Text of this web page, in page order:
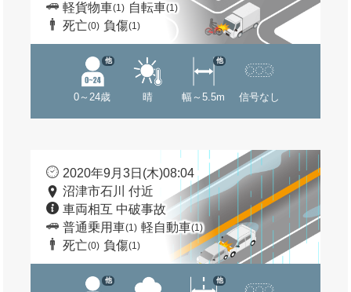
軽貨物車(1) 自転車(1)
死亡(0) 負傷(1)
0～24歳
他
晴 幅～5.5m
他
信号なし
2020年9月3日(木)08:04
沼津市石川 付近
車両相互 中破事故
普通乗用車(1) 軽自動車(1)
死亡(0) 負傷(1)
他 他